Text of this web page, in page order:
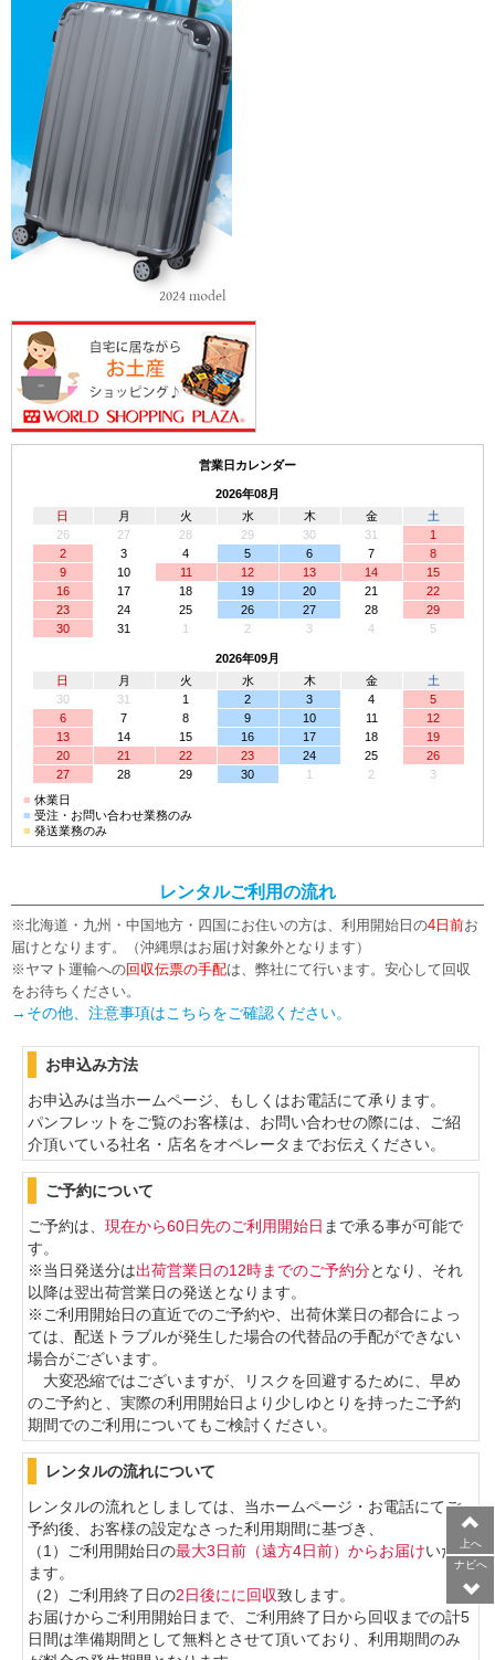
営業日カレンダー
2026年08月
日
月 火 水 木 金
土
26
27 28 29 30 31
1
2
3 4 5 6 7
8
9
10 11 12 13 14
15
16
17 18 19 20 21
22
23
24 25 26 27 28
29
30
31 1 2 3 4 5
2026年09月
日
月 火 水 木 金
土
30
31 1 2 3 4
5
6
7 8 9 10 11
12
13
14 15 16 17 18
19
20
21 22 23 24 25
26
27
28 29 30 1 2
3
■ 休業日
■ 受注・お問い合わせ業務のみ
■ 発送業務のみ
レンタルご利用の流れ
※北海道・九州・中国地方・四国にお住いの方は、利用開始日の4日前お
届けとなります。（沖縄県はお届け対象外となります）
※ヤマト運輸への回収伝票の手配は、弊社にて行います。安心して回収
をお待ちください。
→その他、注意事項はこちらをご確認ください。
お申込み方法
お申込みは当ホームページ、もしくはお電話にて承ります。
パンフレットをご覧のお客様は、お問い合わせの際には、ご紹
介頂いている社名・店名をオペレータまでお伝えください。
ご予約について
ご予約は、 現在から60日先のご利用開始日 まで承る事が可能で
す。
※当日発送分は出荷営業日の12時までのご予約分となり、それ
以降は翌出荷営業日の発送となります。
※ご利用開始日の直近でのご予約や、出荷休業日の都合によっ
ては、配送トラブルが発生した場合の代替品の手配ができない
場合がございます。
大変恐縮ではございますが、リスクを回避するために、早め
のご予約と、実際の利用開始日より少しゆとりを持ったご予約
期間でのご利用についてもご検討ください。
レンタルの流れについて
レンタルの流れとしましては、当ホームページ・お電話にてご
予約後、お客様の設定なさった利用期間に基づき、
（1）ご利用開始日の最大3日前（遠方4日前）からお届けいたし
ます。
（2）ご利用終了日の2日後にに回収致します。
お届けからご利用開始日まで、ご利用終了日から回収までの計5
日間は準備期間として無料とさせて頂いており、利用期間のみ
上へ
ナビへ